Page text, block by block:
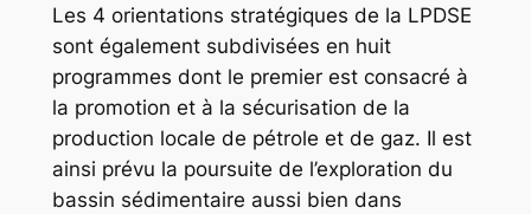
Les 4 orientations stratégiques de la LPDSE
sont également subdivisées en huit
programmes dont le premier est consacré à
la promotion et à la sécurisation de la
production locale de pétrole et de gaz. Il est
ainsi prévu la poursuite de l’exploration du
bassin sédimentaire aussi bien dans